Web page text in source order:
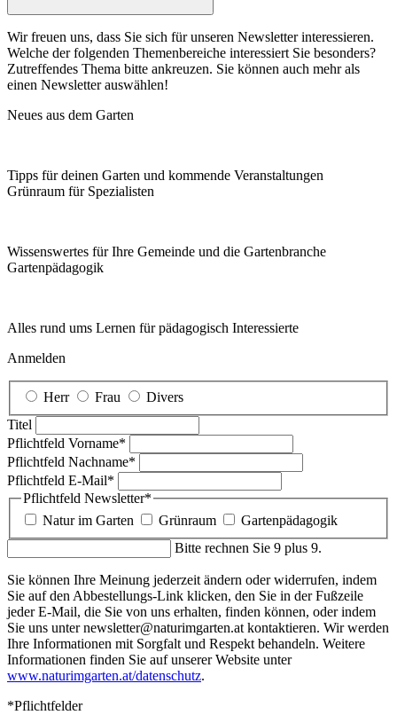
Wir freuen uns, dass Sie sich für unseren Newsletter interessieren.
Welche der folgenden Themenbereiche interessiert Sie besonders?
Zutreffendes Thema bitte ankreuzen. Sie können auch mehr als
einen Newsletter auswählen!
Neues aus dem Garten
Tipps für deinen Garten und kommende Veranstaltungen
Grünraum für Spezialisten
Wissenswertes für Ihre Gemeinde und die Gartenbranche
Garten­pädagogik
Alles rund ums Lernen für pädagogisch Interessierte
Anmelden
Herr Frau
Divers
Titel
Pflichtfeld Vorname*
Pflichtfeld Nachname*
Pflichtfeld E-Mail*
Pflichtfeld Newsletter*
Natur im Garten
Grünraum
Gartenpädagogik
Bitte rechnen Sie 9 plus 9.
Sie können Ihre Meinung jederzeit ändern oder widerrufen, indem
Sie auf den Abbestellungs-Link klicken, den Sie in der Fußzeile
jeder E-Mail, die Sie von uns erhalten, finden können, oder indem
Sie uns unter newsletter@naturimgarten.at kontaktieren. Wir werden
Ihre Informationen mit Sorgfalt und Respekt behandeln. Weitere
Informationen finden Sie auf unserer Website unter
www.naturimgarten.at/datenschutz.
*Pflichtfelder